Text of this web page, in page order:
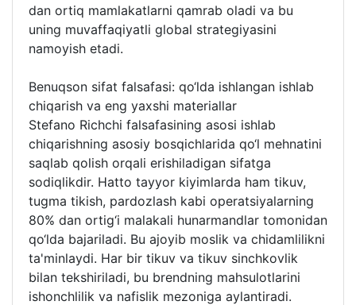
dan ortiq mamlakatlarni qamrab oladi va bu
uning muvaffaqiyatli global strategiyasini
namoyish etadi.
Benuqson sifat falsafasi: qo‘lda ishlangan ishlab
chiqarish va eng yaxshi materiallar
Stefano Richchi falsafasining asosi ishlab
chiqarishning asosiy bosqichlarida qo‘l mehnatini
saqlab qolish orqali erishiladigan sifatga
sodiqlikdir. Hatto tayyor kiyimlarda ham tikuv,
tugma tikish, pardozlash kabi operatsiyalarning
80% dan ortig‘i malakali hunarmandlar tomonidan
qo‘lda bajariladi. Bu ajoyib moslik va chidamlilikni
ta'minlaydi. Har bir tikuv va tikuv sinchkovlik
bilan tekshiriladi, bu brendning mahsulotlarini
ishonchlilik va nafislik mezoniga aylantiradi.